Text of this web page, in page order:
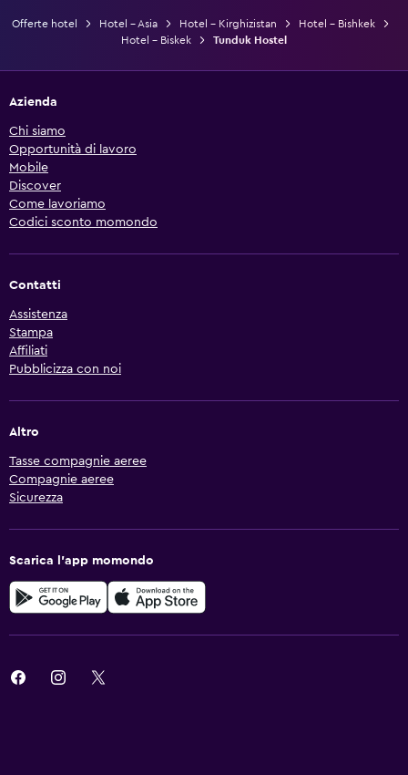
Offerte hotel Hotel - Asia Hotel - Kirghizistan
Hotel - Bishkek
Hotel - Biskek
Tunduk Hostel
Azienda
Chi siamo
Opportunità di lavoro
Mobile
Discover
Come lavoriamo
Codici sconto momondo
Contatti
Assistenza
Stampa
Affiliati
Pubblicizza con noi
Altro
Tasse compagnie aeree
Compagnie aeree
Sicurezza
Scarica l'app momondo